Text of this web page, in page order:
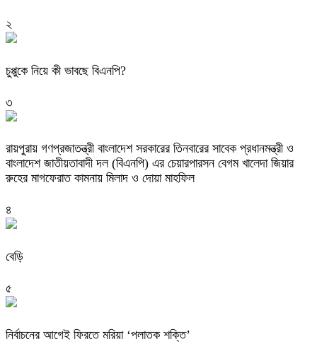
২
চুপ্পুকে নিয়ে কী ভাবছে বিএনপি?
৩
রায়পুরায় গণপ্রজাতন্ত্রী বাংলাদেশ সরকারের তিনবারের সাবেক প্রধানমন্ত্রী ও
বাংলাদেশ জাতীয়তাবাদী দল (বিএনপি) এর চেয়ারপারসন বেগম খালেদা জিয়ার
রুহের মাগফেরাত কামনায় মিলাদ ও দোয়া মাহফিল
৪
বেড়ি
৫
নির্বাচনের আগেই ফিরতে মরিয়া ‘পলাতক শক্তি’